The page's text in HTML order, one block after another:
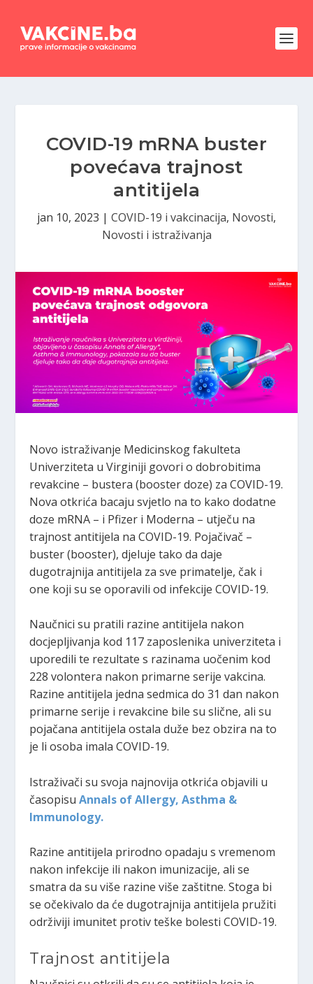
COVID-19 mRNA buster
povećava trajnost
antitijela
jan 10, 2023 | COVID-19 i vakcinacija, Novosti,
Novosti i istraživanja
Novo istraživanje Medicinskog fakulteta
Univerziteta u Virginiji govori o dobrobitima
revakcine – bustera (booster doze) za COVID-19.
Nova otkrića bacaju svjetlo na to kako dodatne
doze mRNA – i Pfizer i Moderna – utječu na
trajnost antitijela na COVID-19. Pojačivač –
buster (booster), djeluje tako da daje
dugotrajnija antitijela za sve primatelje, čak i
one koji su se oporavili od infekcije COVID-19.
Naučnici su pratili razine antitijela nakon
docjepljivanja kod 117 zaposlenika univerziteta i
uporedili te rezultate s razinama uočenim kod
228 volontera nakon primarne serije vakcina.
Razine antitijela jedna sedmica do 31 dan nakon
primarne serije i revakcine bile su slične, ali su
pojačana antitijela ostala duže bez obzira na to
je li osoba imala COVID-19.
Istraživači su svoja najnovija otkrića objavili u
časopisuAnnals of Allergy, Asthma &
Immunology.
Razine antitijela prirodno opadaju s vremenom
nakon infekcije ili nakon imunizacije, ali se
smatra da su više razine više zaštitne. Stoga bi
se očekivalo da će dugotrajnija antitijela pružiti
održiviji imunitet protiv teške bolesti COVID-19.
Trajnost antitijela